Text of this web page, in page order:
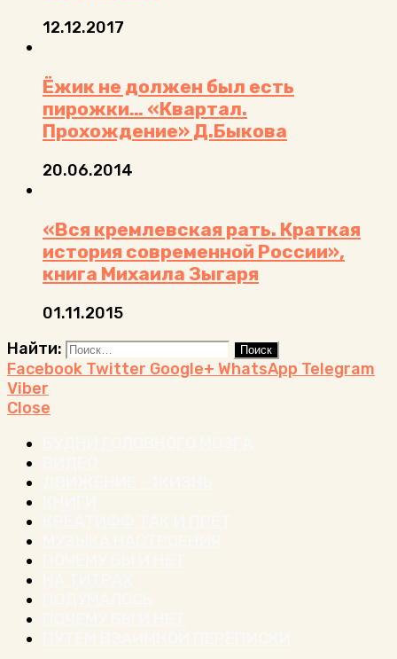
12.12.2017
Ёжик не должен был есть
пирожки… «Квартал.
Прохождение» Д.Быкова
20.06.2014
«Вся кремлевская рать. Краткая
история современной России»,
книга Михаила Зыгаря
01.11.2015
Найти:
Facebook Twitter Google+ WhatsApp Telegram
Viber
Close